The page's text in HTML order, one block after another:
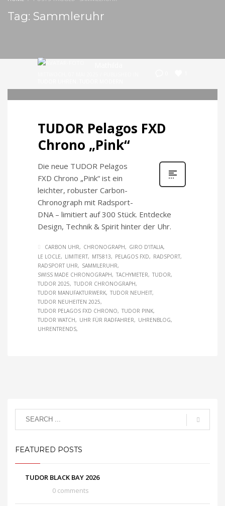
Tag: Sammleruhr
TUDOR Pelagos FXD
Chrono „Pink“
Die neue TUDOR Pelagos
FXD Chrono „Pink“ ist ein
leichter, robuster Carbon-
Chronograph mit Radsport-
DNA – limitiert auf 300 Stück. Entdecke
Design, Technik & Spirit hinter der Uhr.
CARBON UHR CHRONOGRAPH
GIRO D’ITALIA
LE LOCLE
LIMITIERT MT5813 PELAGOS FXD
RADSPORT
RADSPORT UHR
SAMMLERUHR
SWISS MADE CHRONOGRAPH
TACHYMETER
TUDOR
TUDOR 2025
TUDOR CHRONOGRAPH
TUDOR MANUFAKTURWERK TUDOR NEUHEIT
TUDOR NEUHEITEN 2025
TUDOR PELAGOS FXD CHRONO
TUDOR PINK
TUDOR WATCH
UHR FÜR RADFAHRER
UHRENBLOG
UHRENTRENDS
FEATURED POSTS
TUDOR BLACK BAY 2026
0 comments